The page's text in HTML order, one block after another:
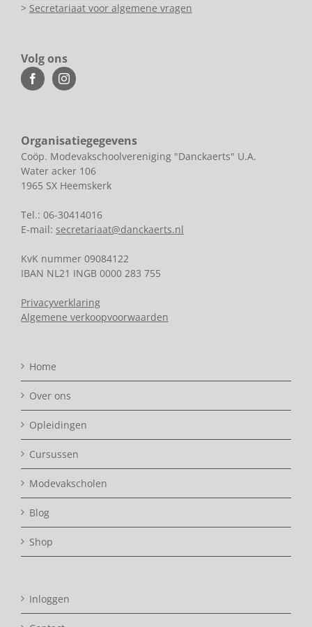
> Secretariaat voor algemene vragen
Volg ons
Organisatiegegevens
Coöp. Modevakschoolvereniging "Danckaerts" U.A.
Water acker 106
1965 SX Heemskerk
Tel.: 06-30414016
E-mail: secretariaat@danckaerts.nl
KvK nummer 09084122
IBAN NL21 INGB 0000 283 755
Privacyverklaring
Algemene verkoopvoorwaarden
Home
Over ons
Opleidingen
Cursussen
Modevakscholen
Blog
Shop
Inloggen